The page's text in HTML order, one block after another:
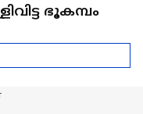
ഭൂകമ്പം